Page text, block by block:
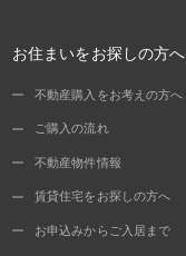
お住まいをお探しの方へ
不動産購入をお考えの方へ
ご購入の流れ
不動産物件情報
賃貸住宅をお探しの方へ
お申込みからご入居まで